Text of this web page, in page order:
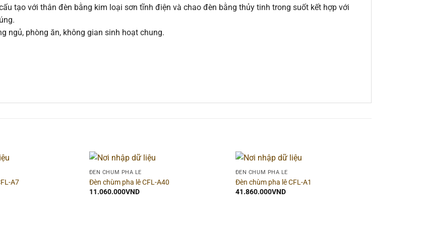
tạo với thân đèn bằng kim loại sơn tĩnh điện và chao đèn bằng thủy tinh trong suốt kết hợp với
ngủ, phòng ăn, không gian sinh hoạt chung.
A7
ĐÈN CHÙM PHA LÊ
Đèn chùm pha lê CFL-A40
11.060.000VND
ĐÈN CHÙM PHA LÊ
Đèn chùm pha lê CFL-A1
41.860.000VND